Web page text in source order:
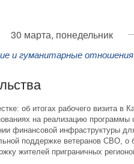
30 марта, понедельник
и гуманитарные
об итогах рабочего визита в
на реализацию программы
финансовой инфраструктуры
поддержке ветеранов СВО, о
жителей приграничных